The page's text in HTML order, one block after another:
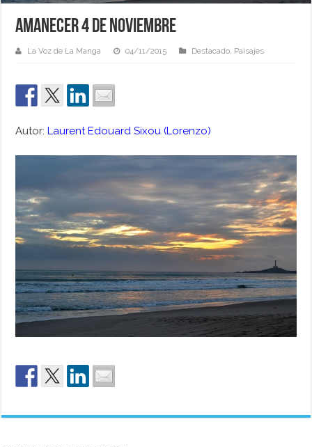
Amanecer 4 de Noviembre
La Voz de La Manga 04/11/2015 Destacado, Paisajes
Autor: Laurent Edouard Sixou (Lorenzo)